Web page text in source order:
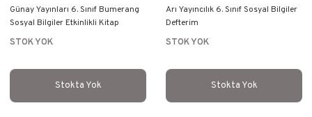
Günay Yayınları 6. Sınıf Bumerang
Sosyal Bilgiler Etkinlikli Kitap
STOK YOK
Stokta Yok
Arı Yayıncılık 6. Sınıf Sosyal Bilgiler
Defterim
STOK YOK
Stokta Yok